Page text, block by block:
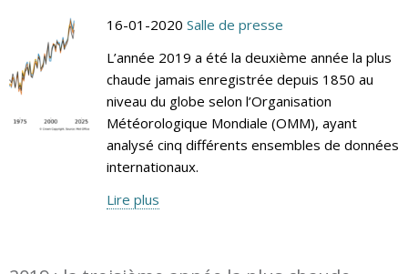
16-01-2020 Salle de presse
L’année 2019 a été la deuxième année la plus
chaude jamais enregistrée depuis 1850 au
niveau du globe selon l’Organisation
Météorologique Mondiale (OMM), ayant
analysé cinq différents ensembles de données
internationaux.
Lire plus